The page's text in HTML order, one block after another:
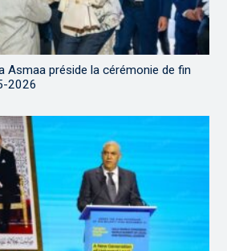
Asmaa préside la cérémonie de fin
2026